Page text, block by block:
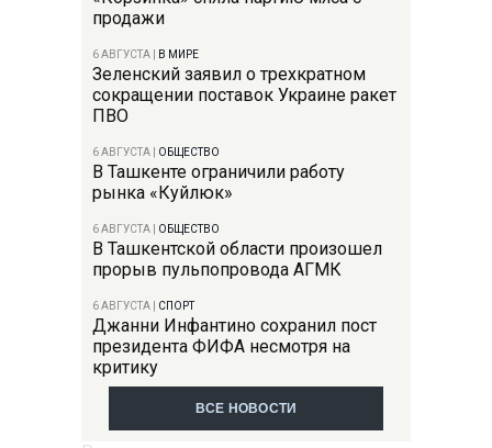
продажи
6 АВГУСТА В МИРЕ
Зеленский заявил о трехкратном
сокращении поставок Украине ракет
ПВО
6 АВГУСТА ОБЩЕСТВО
В Ташкенте ограничили работу
рынка «Куйлюк»
6 АВГУСТА ОБЩЕСТВО
В Ташкентской области произошел
прорыв пульпопровода АГМК
6 АВГУСТА СПОРТ
Джанни Инфантино сохранил пост
президента ФИФА несмотря на
критику
ВСЕ НОВОСТИ